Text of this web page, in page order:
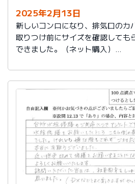
2025年2月13日
新しいコンロになり、排気口のカ
取りつけ前にサイズを確認しても
できました。（ネット購入）
汚れないようにするテープも貼っ
ました。
８～10年くらいで取り替えみた
切に使う事が出来ました。新しい
に使いたいです。杉山さん、あ
又、何かあった時はよろしくお願